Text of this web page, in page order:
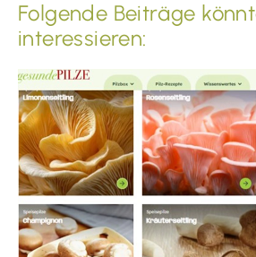
Folgende Beiträge
interessieren: